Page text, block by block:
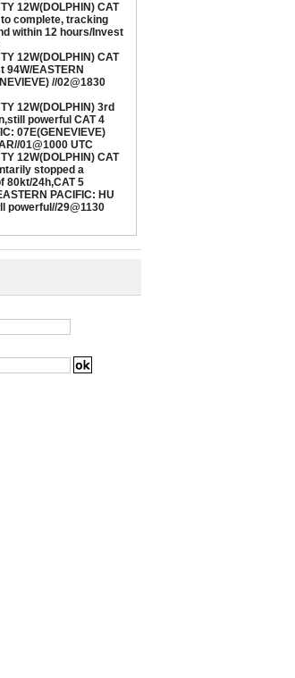
12W(DOLPHIN) CAT 4
stopped a stunning
5 forecast within
HU 07E(GENEVIEVE)
UTC
12W(DOLPHIN) CAT
complete, tracking
within 12 hours/Invest
12W(DOLPHIN) CAT
94W/EASTERN
//02@1830
12W(DOLPHIN) 3rd
powerful CAT 4
07E(GENEVIEVE)
01@1000 UTC
12W(DOLPHIN) CAT
stopped a
80kt/24h,CAT 5
PACIFIC: HU
powerful//29@1130